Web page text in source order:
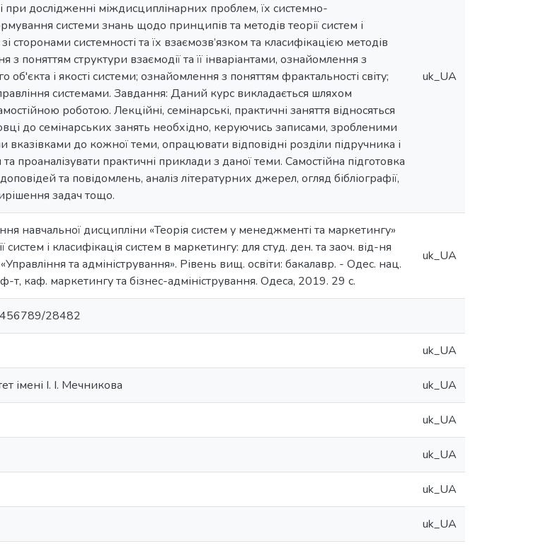
при дослідженні міждисциплінарних проблем, їх системно-
системи знань щодо принципів та методів теорії систем і
сторонами системності та їх взаємозв’язком та класифікацією методів
поняттям структури взаємодії та її інваріантами, ознайомлення з
об'єкта і якості системи; ознайомлення з поняттям фрактальності світу;
системами. Завдання: Даний курс викладається шляхом
роботою. Лекційні, семінарські, практичні заняття відносяться
до семінарських занять необхідно, керуючись записами, зробленими
вказівками до кожної теми, опрацювати відповідні розділи підручника і
проаналізувати практичні приклади з даної теми. Самостійна підготовка
та повідомлень, аналіз літературних джерел, огляд бібліографії,
задач тощо.
uk_UA
навчальної дисципліни «Теорія систем у менеджменті та маркетингу»
і класифікація систем в маркетингу: для студ. ден. та заоч. від-ня
та адміністрування». Рівень вищ. освіти: бакалавр. - Одес. нац.
т, каф. маркетингу та бізнес-адміністрування. Одеса, 2019. 29 с.
uk_UA
28482
uk_UA
імені І. І. Мечникова uk_UA
uk_UA
uk_UA
uk_UA
uk_UA